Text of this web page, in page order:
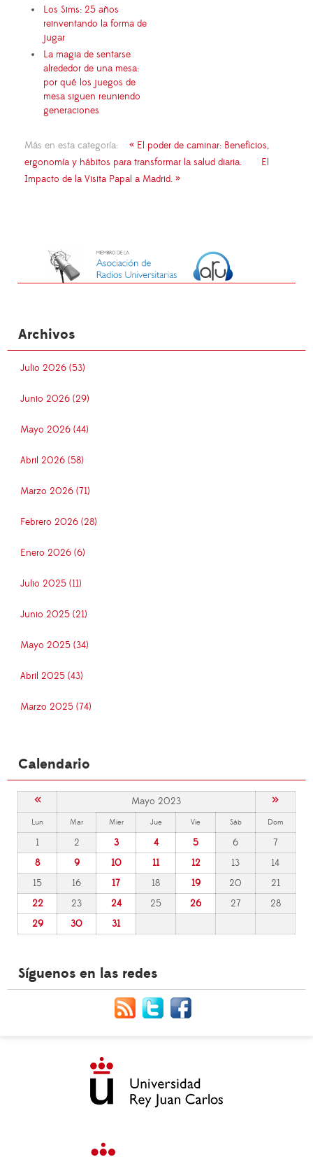
Los Sims: 25 años
reinventando la forma de
jugar
La magia de sentarse
alrededor de una mesa:
por qué los juegos de
mesa siguen reuniendo
generaciones
Más en esta categoría:
« El poder de caminar: Beneficios,
ergonomía y hábitos para transformar la salud diaria.
El
Impacto de la Visita Papal a Madrid. »
Archivos
Julio 2026 (53)
Junio 2026 (29)
Mayo 2026 (44)
Abril 2026 (58)
Marzo 2026 (71)
Febrero 2026 (28)
Enero 2026 (6)
Julio 2025 (11)
Junio 2025 (21)
Mayo 2025 (34)
Abril 2025 (43)
Marzo 2025 (74)
Calendario
« Mayo 2023 »
Lun Mar Mier Jue Vie Sáb Dom
1 2 3 4 5 6
7
8
9 10 11 12 13
14
15
16 17 18 19 20
21
22
23 24 25 26 27
28
29
30 31
Síguenos en las redes